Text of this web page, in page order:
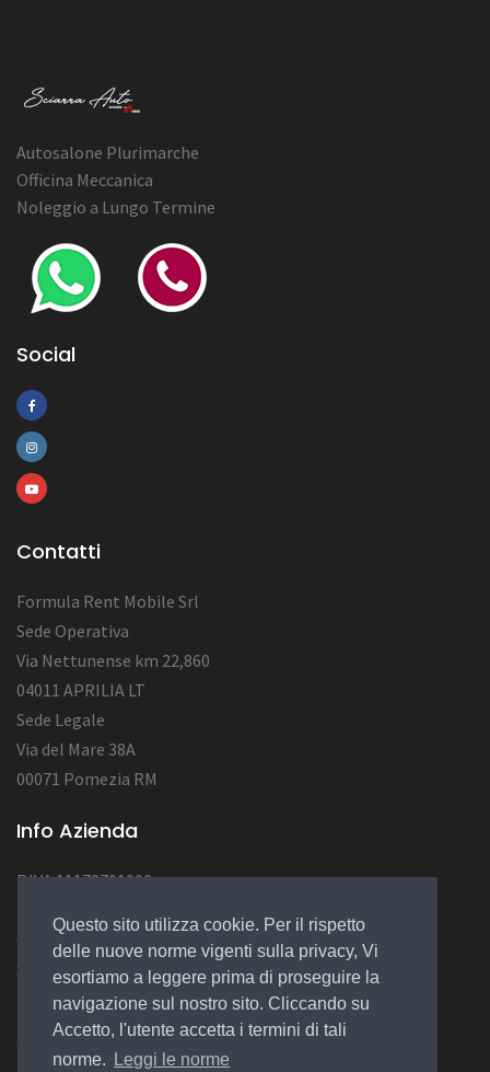
Questo sito utilizza cookie. Per il rispetto
delle nuove norme vigenti sulla privacy, Vi
esortiamo a leggere prima di proseguire la
navigazione sul nostro sito. Cliccando su
Accetto, l'utente accetta i termini di tali
norme.
Leggi le norme
Autosalone Plurimarche
Officina Meccanica
Noleggio a Lungo Termine
Social
Contatti
Formula Rent Mobile Srl
Sede Operativa
Via Nettunense km 22,860
04011 APRILIA LT
Sede Legale
Via del Mare 38A
00071 Pomezia RM
Info Azienda
P.IVA 11172701002
Cap.Soc. : 12.000,00 EURO
Socio Unico
© 2022 Design byEGSoft